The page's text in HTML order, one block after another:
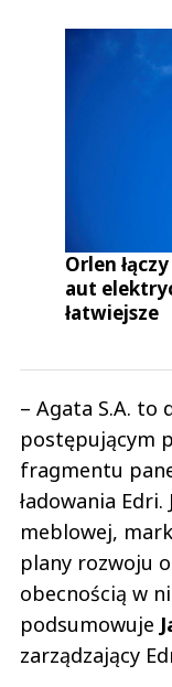
Orlen
aut
łatwiejsze
– Agata S.A. to
postępującym
fragmentu
ładowania
meblowej,
plany rozwoju
obecnością w
podsumowuje
zarządzający